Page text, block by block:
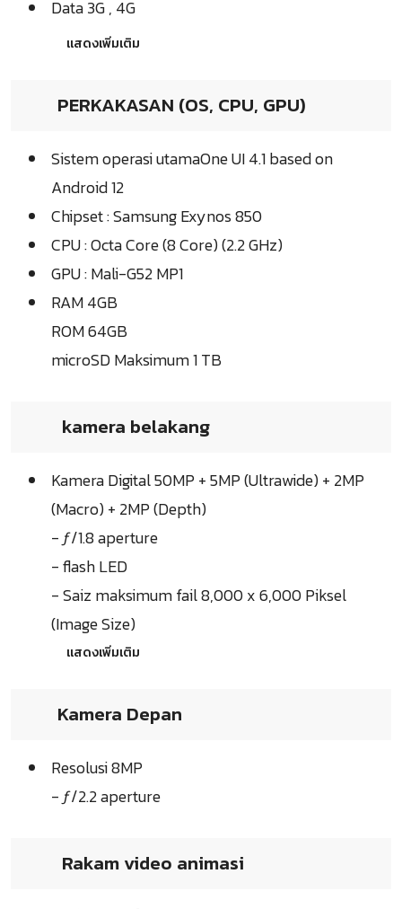
Data 3G , 4G
แสดงเพิ่มเติม
PERKAKASAN (OS, CPU, GPU)
Sistem operasi utamaOne UI 4.1 based on
Android 12
Chipset : Samsung Exynos 850
CPU : Octa Core (8 Core) (2.2 GHz)
GPU : Mali-G52 MP1
RAM 4GB
ROM 64GB
microSD Maksimum 1 TB
kamera belakang
Kamera Digital 50MP + 5MP (Ultrawide) + 2MP
(Macro) + 2MP (Depth)
- ƒ/1.8 aperture
- flash LED
- Saiz maksimum fail 8,000 x 6,000 Piksel
(Image Size)
แสดงเพิ่มเติม
Kamera Depan
Resolusi 8MP
- ƒ/2.2 aperture
Rakam video animasi